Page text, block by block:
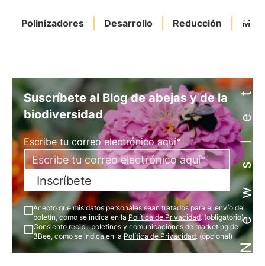
Polinizadores Desarrollo Reducción Newsletter
Suscríbete al Blog de abejas y de la
biodiversidad
Escribe tu correo electrónico aquí*
Inscríbete
Acepto que mis datos personales sean tratados para el envío del
boletín, como se indica en la Política de Privacidad. (obligatorio)
Consiento recibir boletines y comunicaciones de marketing de
3Bee, como se indica en la Política de Privacidad. (opcional)